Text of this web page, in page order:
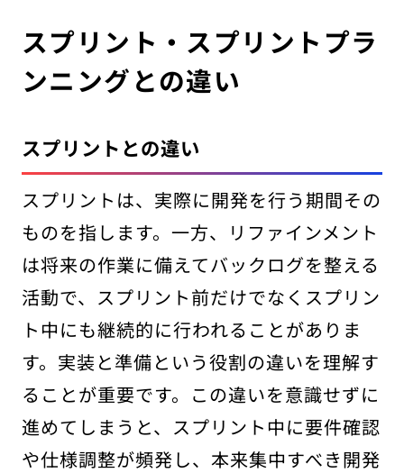
スプリント・スプリントプラ
ンニングとの違い
スプリントとの違い
スプリントは、実際に開発を行う期間その
ものを指します。一方、リファインメント
は将来の作業に備えてバックログを整える
活動で、スプリント前だけでなくスプリン
ト中にも継続的に行われることがありま
す。実装と準備という役割の違いを理解す
ることが重要です。この違いを意識せずに
進めてしまうと、スプリント中に要件確認
や仕様調整が頻発し、本来集中すべき開発